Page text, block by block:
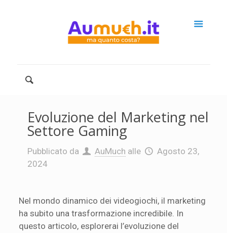
Evoluzione del Marketing nel
Settore Gaming
Pubblicato da AuMuch alle
Agosto 23,
2024
Nel mondo dinamico dei videogiochi, il marketing
ha subito una trasformazione incredibile. In
questo articolo, esplorerai l’evoluzione del